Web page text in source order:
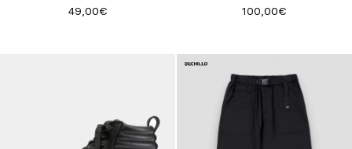
49,00€ 100,00€